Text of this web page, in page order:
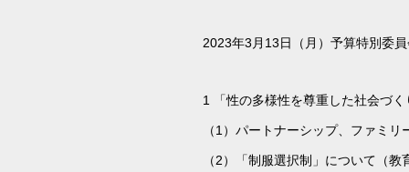
2023年3月13日（月）予算特別
1 「性の多様性を尊重した社会づ
（1）パートナーシップ、ファミ
（2）「制服選択制」について（教